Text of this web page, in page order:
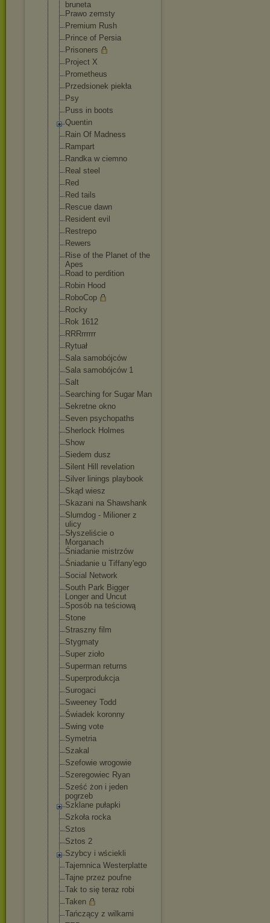
bruneta
Prawo zemsty
Premium Rush
Prince of Persia
Prisoners
Project X
Prometheus
Przedsionek piekła
Psy
Puss in boots
Quentin
Rain Of Madness
Rampart
Randka w ciemno
Real steel
Red
Red tails
Rescue dawn
Resident evil
Restrepo
Rewers
Rise of the Planet of the
Apes
Road to perdition
Robin Hood
RoboCop
Rocky
Rok 1612
RRRrrrrrr
Rytuał
Sala samobójców
Sala samobójców 1
Salt
Searching for Sugar Man
Sekretne okno
Seven psychopaths
Sherlock Holmes
Show
Siedem dusz
Silent Hill revelation
Silver linings playbook
Skąd wiesz
Skazani na Shawshank
Slumdog - Milioner z
ulicy
Słyszeliście o
Morganach
Śniadanie mistrzów
Śniadanie u Tiffany'ego
Social Network
South Park Bigger
Longer and Uncut
Sposób na teściową
Stone
Straszny film
Stygmaty
Super zioło
Superman returns
Superprodukcja
Surogaci
Sweeney Todd
Świadek koronny
Swing vote
Symetria
Szakal
Szefowie wrogowie
Szeregowiec Ryan
Sześć żon i jeden
pogrzeb
Szklane pułapki
Szkoła rocka
Sztos
Sztos 2
Szybcy i wściekli
Tajemnica Westerplatte
Tajne przez poufne
Tak to się teraz robi
Taken
Tańczący z wilkami